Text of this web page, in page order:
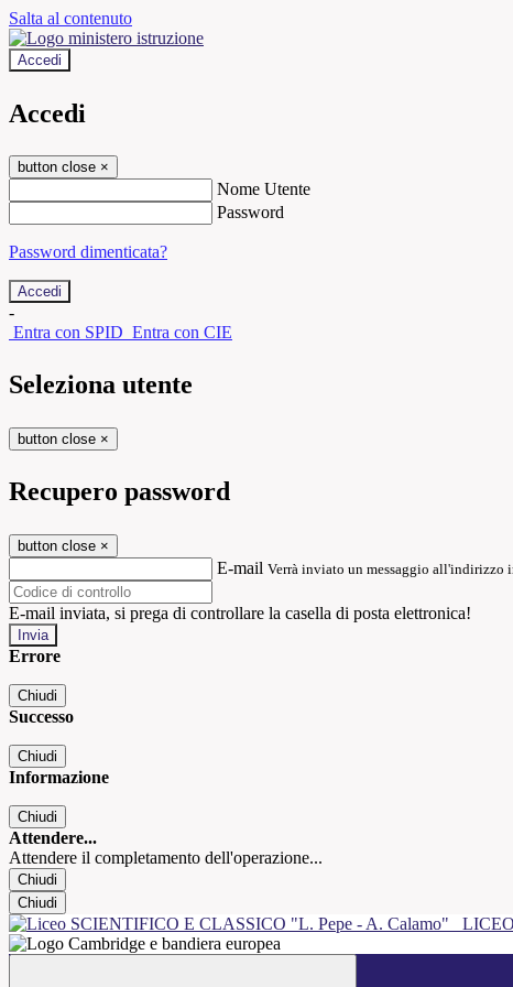
Salta al contenuto
Accedi
Accedi
button close ×
Nome Utente
Password
Password dimenticata?
-
Entra con SPID Entra con CIE
Seleziona utente
button close ×
Recupero password
button close ×
E-mail Verrà inviato un messaggio all'indirizzo
E-mail inviata, si prega di controllare la casella di posta elettronica!
Errore
Chiudi
Successo
Chiudi
Informazione
Chiudi
Attendere...
Attendere il completamento dell'operazione...
Chiudi
Chiudi